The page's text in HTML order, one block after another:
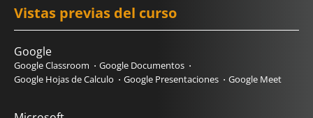
Vistas previas del curso
Google
Google Classroom
Google Documentos
Google Hojas de Calculo
Google Presentaciones Google Meet